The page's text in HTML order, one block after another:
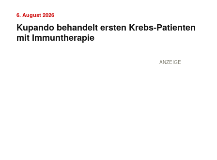
6. August 2026
Kupando behandelt ersten Krebs-Patienten
mit Immuntherapie
ANZEIGE